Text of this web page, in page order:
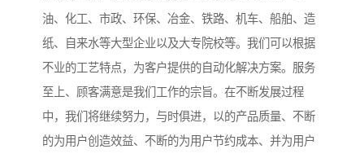
油、化工、市政、环保、冶金、铁路、机车、船舶、造
纸、自来水等大型企业以及大专院校等。我们可以根据
不业的工艺特点，为客户提供的自动化解决方案。服务
至上、顾客满意是我们工作的宗旨。在不断发展过程
中，我们将继续努力，与时俱进，以的产品质量、不断
的为用户创造效益、不断的为用户节约成本、并为用户